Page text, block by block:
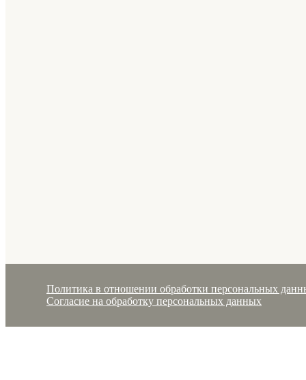
Политика в отношении обработки персональных
Согласие на обработку персональных данных